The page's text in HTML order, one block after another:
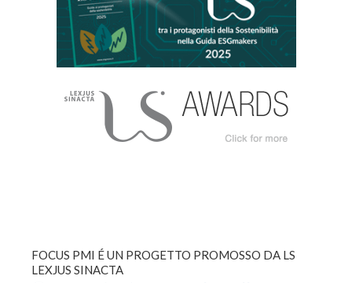
FOCUS PMI É UN PROGETTO PROMOSSO DA LS
LEXJUS SINACTA